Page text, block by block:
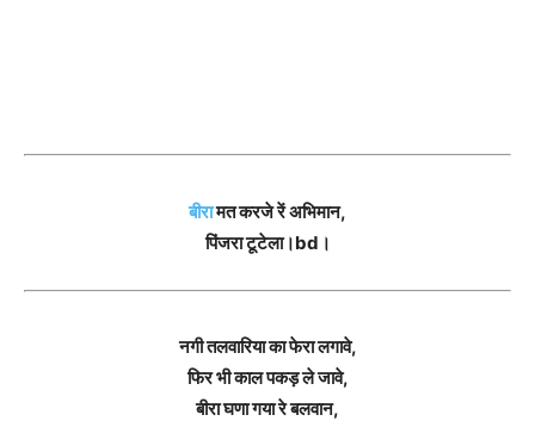
बीरामत करजे रें अभिमान,
पिंजरा टूटेला।bd।
नगी तलवारिया का फेरा लगावे,
फिर भी काल पकड़ ले जावे,
बीरा घणा गया रे बलवान,